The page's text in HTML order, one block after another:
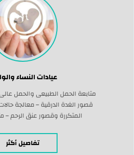
عيادات النساء
متابعة الحمل الطبيعى والحمل
قصور الغدة الدرقية – معالجة
المتكررة وقصور عنق الرحم –
الأسبوع الثانى عشر – علاج تكيسات
الليفيه – كشف سرطان عنق الرحم
تفاصيل أكثر